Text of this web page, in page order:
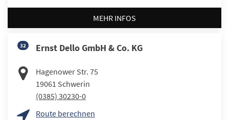
MEHR INFOS
32 Ernst Dello GmbH & Co. KG
Hagenower Str. 75
19061 Schwerin
(0385) 30230-0
Route berechnen